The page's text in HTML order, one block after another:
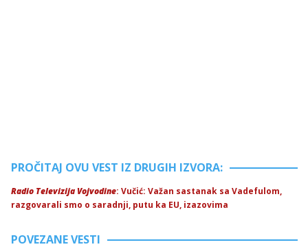
PROČITAJ OVU VEST IZ DRUGIH IZVORA:
Radio Televizija Vojvodine: Vučić: Važan sastanak sa Vadefulom,
razgovarali smo o saradnji, putu ka EU, izazovima
POVEZANE VESTI